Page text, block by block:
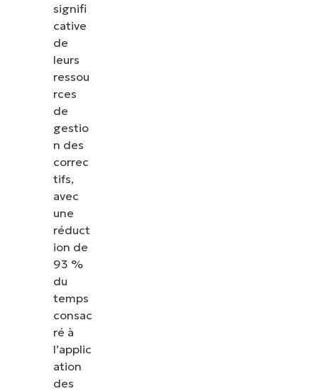
signifi
cative
de
leurs
ressou
rces
de
gestio
n des
correc
tifs,
avec
une
réduct
ion de
93 %
du
temps
consac
ré à
l’applic
ation
des